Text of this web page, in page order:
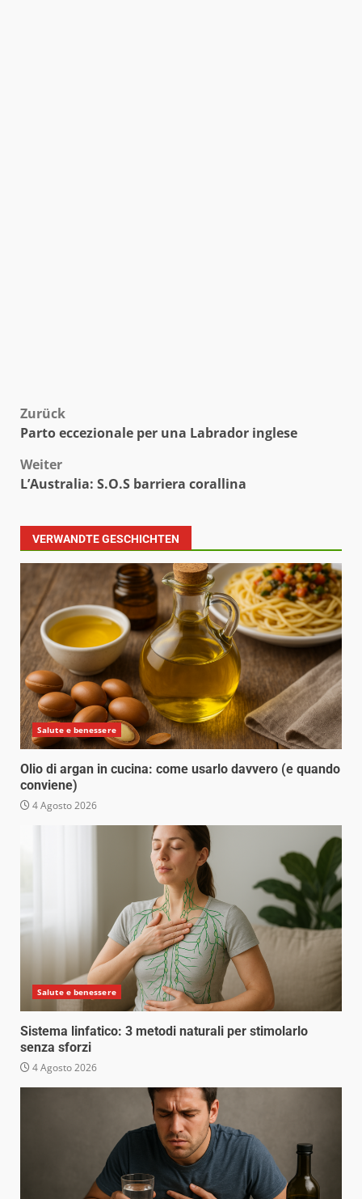
Beitragsnavigation
Zurück
Parto eccezionale per una Labrador inglese
Weiter
L’Australia: S.O.S barriera corallina
VERWANDTE GESCHICHTEN
Salute e benessere
Olio di argan in cucina: come usarlo davvero (e quando
conviene)
4 Agosto 2026
Salute e benessere
Sistema linfatico: 3 metodi naturali per stimolarlo
senza sforzi
4 Agosto 2026